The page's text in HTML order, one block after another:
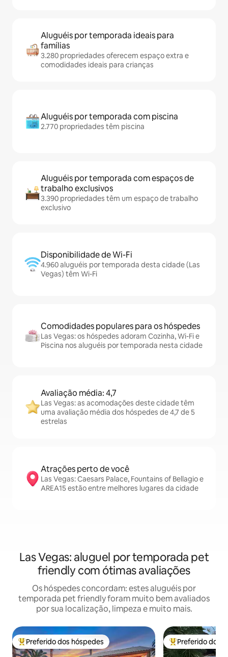
Aluguéis por temporada ideais para
famílias
3.280 propriedades oferecem espaço extra e
comodidades ideais para crianças
Aluguéis por temporada com piscina
2.770 propriedades têm piscina
Aluguéis por temporada com espaços de
trabalho exclusivos
3.390 propriedades têm um espaço de trabalho
exclusivo
Disponibilidade de Wi-Fi
4.960 aluguéis por temporada desta cidade (Las
Vegas) têm Wi-Fi
Comodidades populares para os hóspedes
Las Vegas: os hóspedes adoram Cozinha, Wi-Fi e
Piscina nos aluguéis por temporada nesta cidade
Avaliação média: 4,7
Las Vegas: as acomodações deste cidade têm
uma avaliação média dos hóspedes de 4,7 de 5
estrelas
Atrações perto de você
Las Vegas: Caesars Palace, Fountains of Bellagio e
AREA15 estão entre melhores lugares da cidade
Las Vegas: aluguel por temporada pet
friendly com ótimas avaliações
Os hóspedes concordam: estes aluguéis por
temporada pet friendly foram muito bem avaliados
por sua localização, limpeza e muito mais.
Entre os melhores preferidos dos hóspedes
Preferido dos hóspedes Entre os
Preferido dos